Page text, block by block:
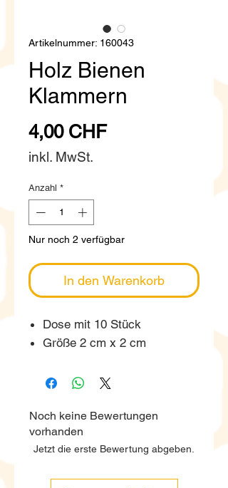
Artikelnummer: 160043
Holz Bienen
Klammern
4,00 CHFPreis
inkl. MwSt.
Anzahl *
Nur noch 2 verfügbar
In den Warenkorb
Dose mit 10 Stück
Größe 2 cm x 2 cm
Noch keine Bewertungen
vorhanden
Jetzt die erste Bewertung abgeben.